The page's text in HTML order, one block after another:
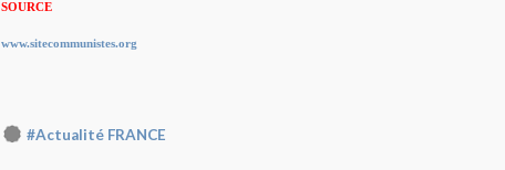
SOURCE
www.sitecommunistes.org
#Actualité FRANCE